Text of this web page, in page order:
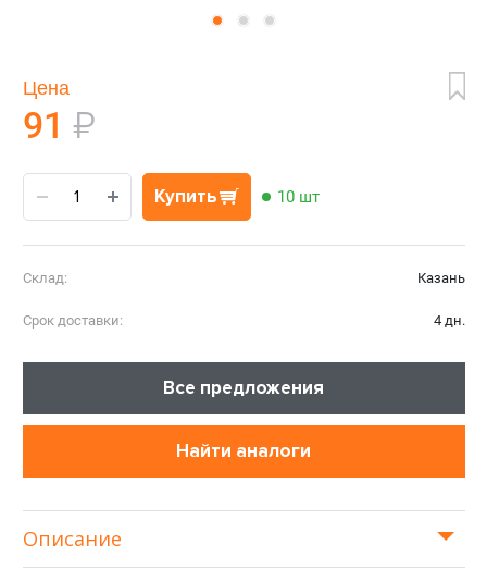
Цена
91 ₽
Купить 10 шт
Склад: Казань
Срок доставки: 4 дн.
Все предложения
Найти аналоги
Описание